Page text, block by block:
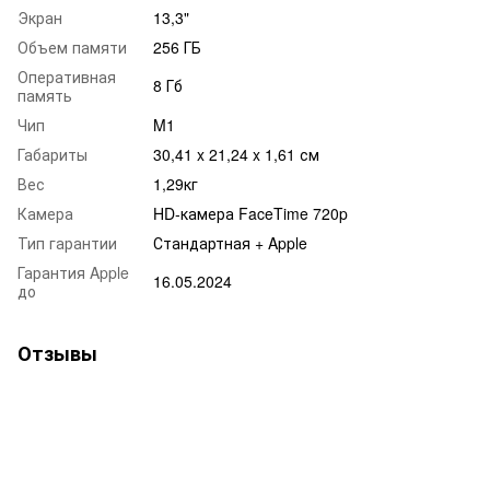
Экран
13,3"
Объем памяти
256 ГБ
Оперативная
память
8 Гб
Чип
M1
Габариты
30,41 x 21,24 x 1,61 см
Вес
1,29кг
Камера
HD‑камера FaceTime 720p
Тип гарантии
Стандартная + Apple
Гарантия Apple
до
16.05.2024
Отзывы